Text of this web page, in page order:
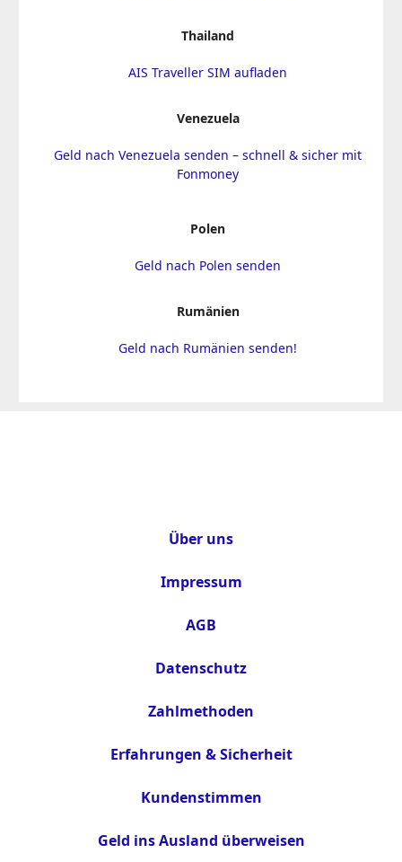
Thailand
AIS Traveller SIM aufladen
Venezuela
Geld nach Venezuela senden – schnell & sicher mit
Fonmoney
Polen
Geld nach Polen senden
Rumänien
Geld nach Rumänien senden!
Über uns
Impressum
AGB
Datenschutz
Zahlmethoden
Erfahrungen & Sicherheit
Kundenstimmen
Geld ins Ausland überweisen